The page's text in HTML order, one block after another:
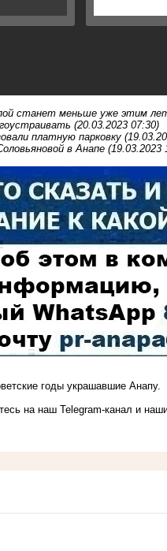
станет меньше уже этим
(20.03.2023 07:30)
платную парковку
в Анапе (19.03.2023
годы украшавшие Анапу.
на наш Telegram-канал и